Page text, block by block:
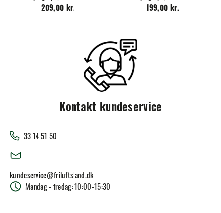
209,00 kr. 199,00 kr.
Kontakt kundeservice
33 14 51 50
kundeservice@friluftsland.dk
Mandag - fredag: 10:00-15:30